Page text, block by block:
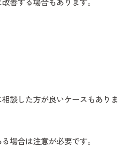
談した方が良いケースもありま
場合は注意が必要です。